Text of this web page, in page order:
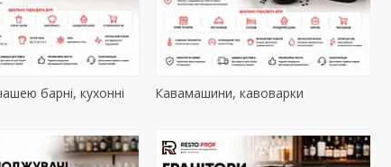
барні, кухонні
Кавамашини, кавоварки